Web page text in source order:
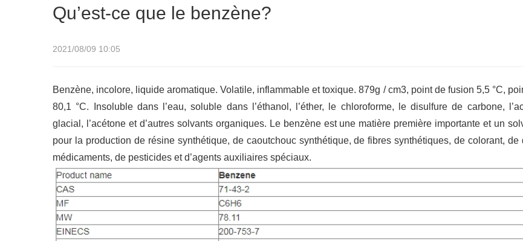
Qu’est-ce que le benzène?
2021/08/09 10:05
Benzène, incolore, liquide aromatique. Volatile, inflammable et toxique. 879g / cm3, point de fusion 5,5 °C,
80,1 °C. Insoluble dans l’eau, soluble dans l’éthanol, l’éther, le chloroforme, le disulfure de carbone,
glacial, l’acétone et d’autres solvants organiques. Le benzène est une matière première importante et un
pour la production de résine synthétique, de caoutchouc synthétique, de fibres synthétiques, de colorant, de
médicaments, de pesticides et d’agents auxiliaires spéciaux.